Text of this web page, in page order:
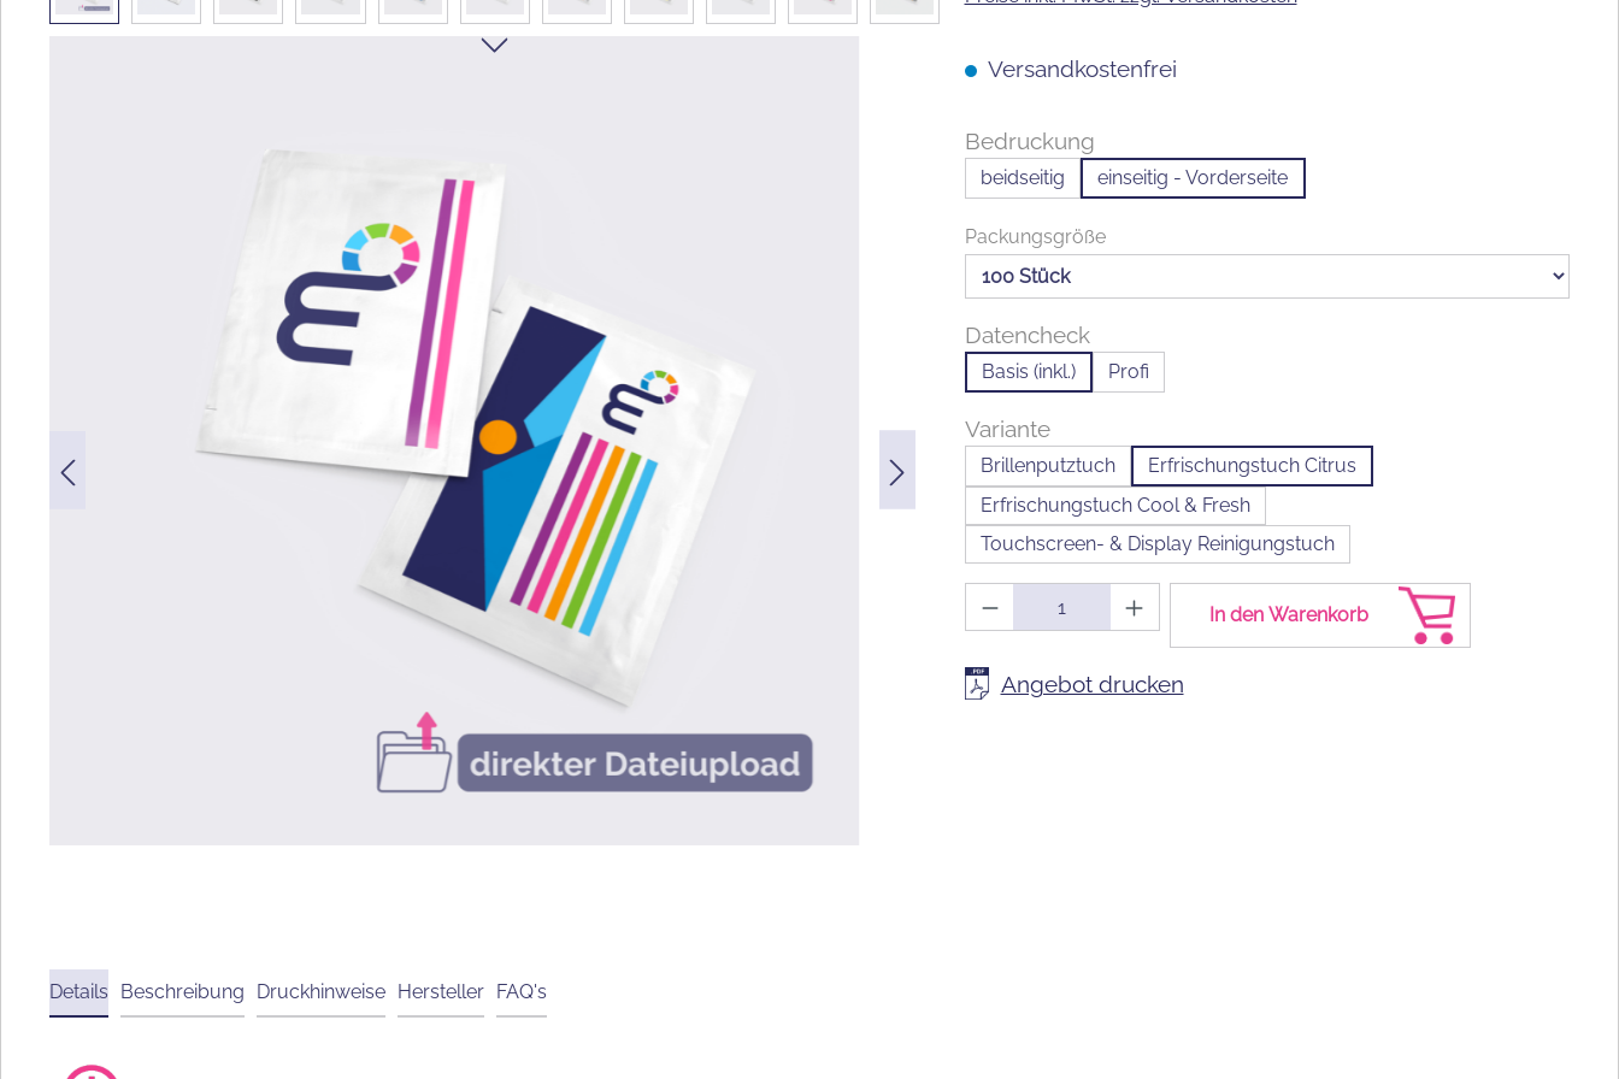
Versandkostenfrei
Bedruckung
beidseitig einseitig - Vorderseite
Packungsgrößeauswählen
Datencheck
Basis (inkl.) Profi
Variante
Brillenputztuch
Erfrischungstuch Citrus
Erfrischungstuch Cool & Fresh
Touchscreen- & Display Reinigungstuch
Produkt Anzahl: Gib den gewünschten Wert
In den Warenkorb
Angebot drucken
Details Beschreibung Druckhinweise Hersteller FAQ's